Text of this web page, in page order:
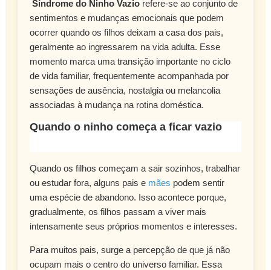
Síndrome do Ninho Vaziorefere-se ao conjunto de
sentimentos e mudanças emocionais que podem
ocorrer quando os filhos deixam a casa dos pais,
geralmente ao ingressarem na vida adulta. Esse
momento marca uma transição importante no ciclo
de vida familiar, frequentemente acompanhada por
sensações de ausência, nostalgia ou melancolia
associadas à mudança na rotina doméstica.
Quando o ninho começa a ficar vazio
Quando os filhos começam a sair sozinhos, trabalhar
ou estudar fora, alguns pais emães podem sentir
uma espécie de abandono. Isso acontece porque,
gradualmente, os filhos passam a viver mais
intensamente seus próprios momentos e interesses.
Para muitos pais, surge a percepção de que já não
ocupam mais o centro do universo familiar. Essa